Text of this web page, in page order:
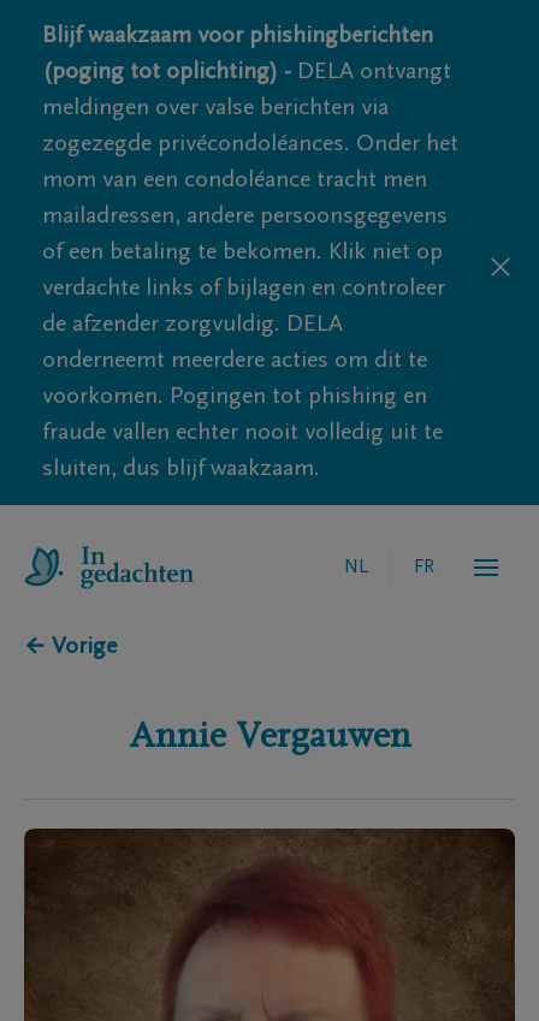
Blijf waakzaam voor phishingberichten
(poging tot oplichting) - DELA ontvangt
meldingen over valse berichten via
zogezegde privécondoléances. Onder het
mom van een condoléance tracht men
mailadressen, andere persoonsgegevens
of een betaling te bekomen. Klik niet op
verdachte links of bijlagen en controleer
de afzender zorgvuldig. DELA
onderneemt meerdere acties om dit te
voorkomen. Pogingen tot phishing en
fraude vallen echter nooit volledig uit te
sluiten, dus blijf waakzaam.
NL FR
← Vorige
Annie Vergauwen